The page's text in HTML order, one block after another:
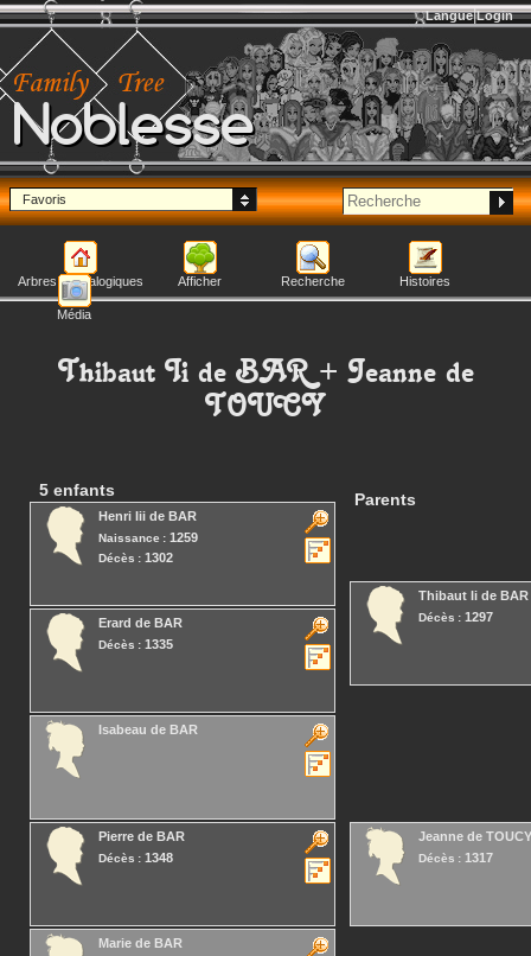
Noblesse
Langue Login
Favoris
Arbres généalogiques Afficher Recherche Histoires
Média
Thibaut Iide BAR + Jeannede
TOUCY
5 enfants
Henri Iii de BAR
Naissance : 1259
Décès : 1302
Erard de BAR
Décès : 1335
Isabeau de BAR
Pierre de BAR
Décès : 1348
Marie de BAR
Parents
Thibaut Ii de BAR
Décès : 1297
Jeanne de TOUCY
Décès : 1317